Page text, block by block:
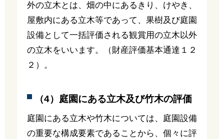
外の立木とは、畑の中にあるきり、けやき、
屋敷内にある立木等であって、果樹及び庭園
設備として一括評価される観賞用の立木以外
の立木をいいます。（財産評価基本通達１２
２）。
（4）庭園にある立木及び竹木の評価
庭園にある立木や竹木については、庭園設備
の重要な構成要素であることから、個々に評